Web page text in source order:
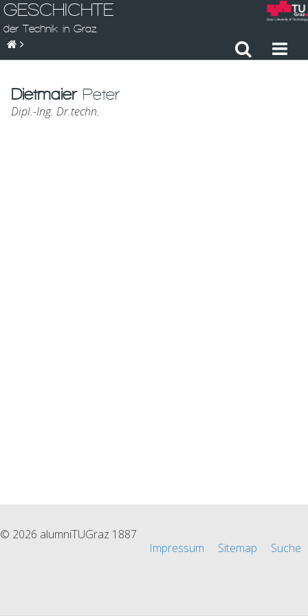
GESCHICHTE
der Technik in Graz
DietmaierPeter
Dipl.-Ing. Dr.techn.
© 2026 alumniTUGraz 1887
Impressum
Sitemap Suche